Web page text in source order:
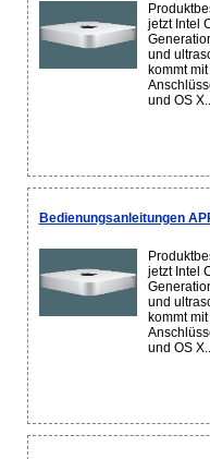
jetzt Intel
und
kommt
und OS
Bedienungsanleitungen
jetzt Intel
und
kommt
und OS